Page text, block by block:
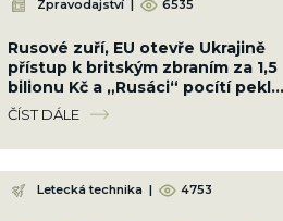
Zpravodajství | 6535
Rusové zuří, EU otevře Ukrajině
přístup k britským zbraním za 1,5
bilionu Kč a „Rusáci“ pocítí peklo
na zemi
ČÍST DÁLE
Letecká technika | 4753